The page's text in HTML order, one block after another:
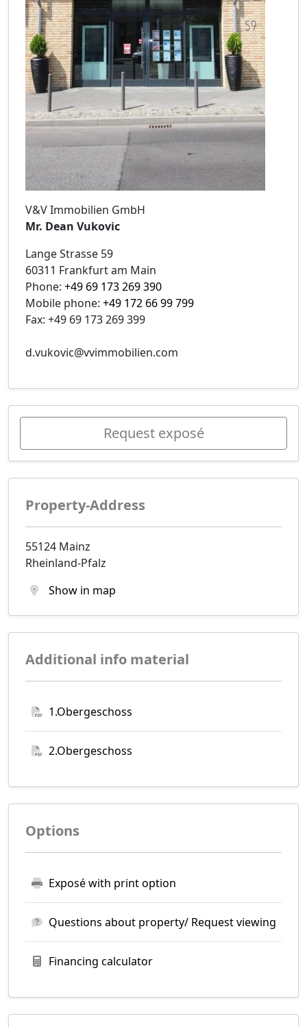
V&V Immobilien GmbH
Mr. Dean Vukovic
Lange Strasse 59
60311 Frankfurt am Main
Phone: +49 69 173 269 390
Mobile phone: +49 172 66 99 799
Fax: +49 69 173 269 399
d.vukovic@vvimmobilien.com
Request exposé
Property-Address
55124 Mainz
Rheinland-Pfalz
Show in map
Additional info material
1.Obergeschoss
2.Obergeschoss
Options
Exposé with print option
Questions about property/ Request viewing
Financing calculator